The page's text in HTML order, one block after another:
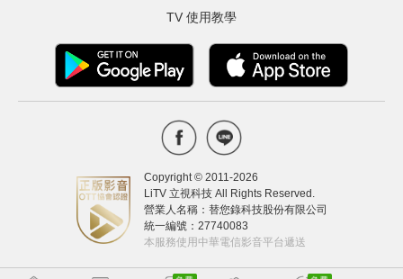
TV 使用教學
Copyright © 2011-2026
LiTV 立視科技 All Rights Reserved.
營業人名稱：替您錄科技股份有限公司
統一編號：27740083
本服務使用中華電信影音平台遞送